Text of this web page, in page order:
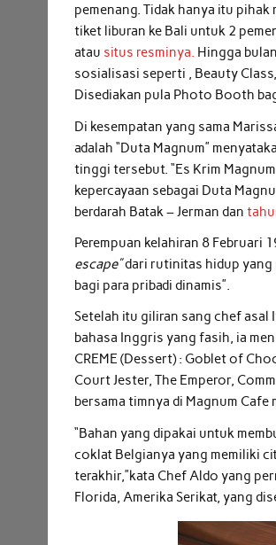
pemenang. Tidak hanya itu
tiket liburan ke Bali untuk 2
atau situs resminya. Hingga
sosialisasi seperti , Beauty
Disediakan pula Photo Booth
Di kesempatan yang sama
adalah “Duta Magnum”
tinggi tersebut. “Es Krim
kepercayaan sebagai Duta
berdarah Batak – Jerman dan
Perempuan kelahiran 8 Februari
escape”dari rutinitas hidup yang
bagi para pribadi dinamis”.
Setelah itu giliran sang chef asal
bahasa Inggris yang fasih, ia
CREME (Dessert) : Goblet of
Court Jester, The Emperor,
bersama timnya di Magnum Cafe
“Bahan yang dipakai untuk
coklat Belgianya yang memiliki
terakhir,”kata Chef Aldo yang
Florida, Amerika Serikat, yang